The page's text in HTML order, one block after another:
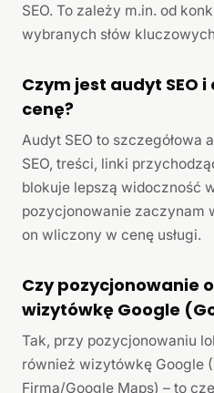
SEO. To zależy m.in. od
wybranych słów
Czym jest audyt SEO
cenę?
Audyt SEO to szczegółowa
SEO, treści, linki
blokuje lepszą widoczność
pozycjonowanie zaczynam
on wliczony w cenę usługi.
Czy pozycjonowanie
wizytówkę Google
Tak, przy pozycjonowaniu
również wizytówkę Google
Firma/Google Maps) – to